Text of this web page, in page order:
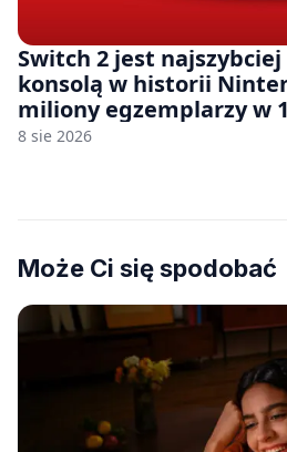
Switch 2 jest
konsolą w historii
miliony egzemplarzy w
8 sie 2026
Może Ci się spodobać